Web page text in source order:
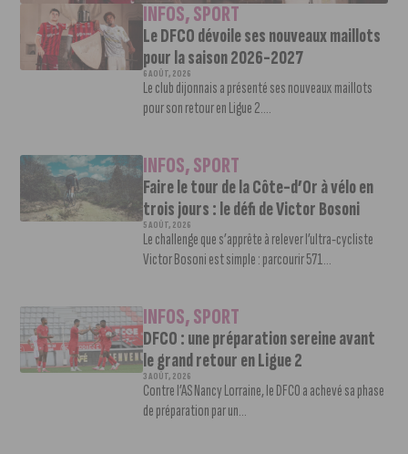
INFOS,SPORT
Le DFCO dévoile ses nouveaux maillots
pour la saison 2026-2027
6 AOÛT, 2026
Le club dijonnais a présenté ses nouveaux maillots
pour son retour en Ligue 2....
INFOS,SPORT
Faire le tour de la Côte-d’Or à vélo en
trois jours : le défi de Victor Bosoni
5 AOÛT, 2026
Le challenge que s’apprête à relever l’ultra-cycliste
Victor Bosoni est simple : parcourir 571...
INFOS,SPORT
DFCO : une préparation sereine avant
le grand retour en Ligue 2
3 AOÛT, 2026
Contre l’AS Nancy Lorraine, le DFCO a achevé sa phase
de préparation par un...